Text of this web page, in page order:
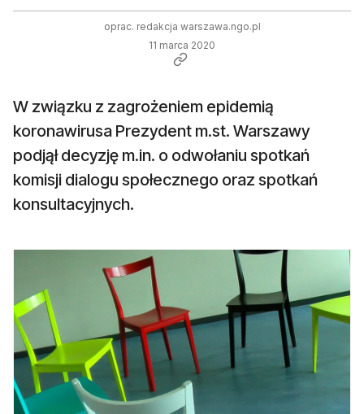
oprac. redakcja warszawa.ngo.pl
11 marca 2020
W związku z zagrożeniem epidemią
koronawirusa Prezydent m.st. Warszawy
podjął decyzję m.in. o odwołaniu spotkań
komisji dialogu społecznego oraz spotkań
konsultacyjnych.